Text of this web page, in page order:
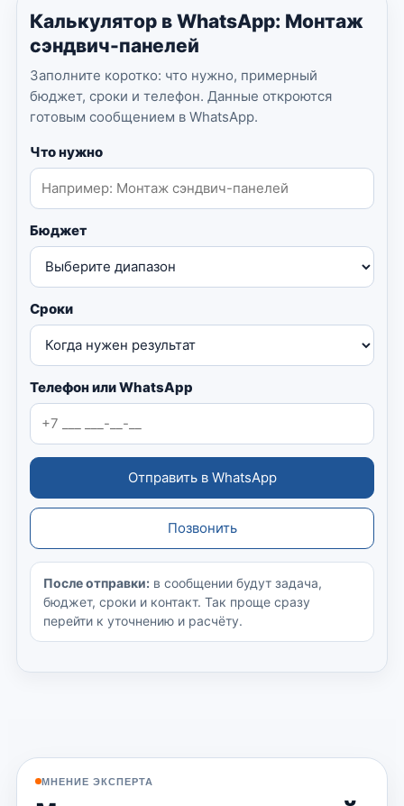
Калькулятор в WhatsApp: Монтаж
сэндвич-панелей
Заполните коротко: что нужно, примерный
бюджет, сроки и телефон. Данные откроются
готовым сообщением в WhatsApp.
Что нужно
Бюджет
Сроки
Телефон или WhatsApp
Отправить в WhatsApp
Позвонить
После отправки: в сообщении будут задача,
бюджет, сроки и контакт. Так проще сразу
перейти к уточнению и расчёту.
МНЕНИЕ ЭКСПЕРТА